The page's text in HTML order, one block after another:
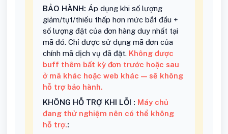
BẢO HÀNH: Áp dụng khi số lượng
giảm/tụt/thiếu thấp hơn mức bắt đầu +
số lượng đặt của đơn hàng duy nhất tại
mã đó. Chỉ được sử dụng mã đơn của
chính mã dịch vụ đã đặt. Không được
buff thêm bất kỳ đơn trước hoặc sau
ở mã khác hoặc web khác — sẽ không
hỗ trợ bảo hành.
KHÔNG HỖ TRỢ KHI LỖI : Máy chủ
đang thử nghiệm nên có thể không
hỗ trợ.: